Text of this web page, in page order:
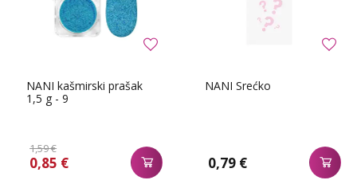
NANI kašmirski prašak
1,5 g - 9
1,59 €
0,85 €
NANI Srećko
0,79 €